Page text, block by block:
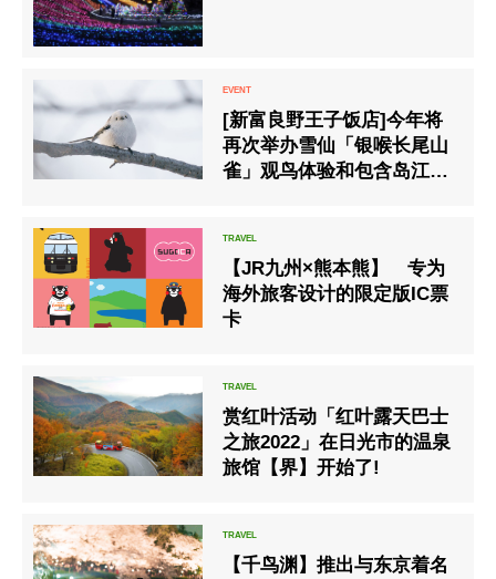
[新富良野王子饭店]今年将
再次举办雪仙「银喉长尾山
雀」观鸟体验和包含岛江蛋
【JR九州×熊本熊】 专为
海外旅客设计的限定版IC票
卡
赏红叶活动「红叶露天巴士
之旅2022」在日光市的温泉
旅馆【界】开始了!
【千鸟渊】推出与东京着名